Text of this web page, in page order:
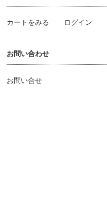
カートをみる ログイン
お問い合わせ
お問い合せ